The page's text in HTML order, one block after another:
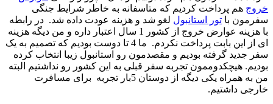
خروج هم پرداخت کردیم که متاسفانه به خاطر شرایط جنگی
سفرمون با تور استانبول لغو شد و هزینه عودت داده شد. در رابطه
با هزینه عوارض خروج از کشور 1 سال اعتبار داره و من دیگه هزینه
ای از این بابت پرداخت نکردم. ما 4 تا دوست بودیم که تصمیم به یک
سفر جدید گرفته بودیم و مقصدمون رو استانبول زیبا انتخاب کرده
بودیم. هیچکدوممون تجربه سفر قبلی به این کشور رو نداشتیم البته
من به همراه یکی دیگه از دوستان 5بار تجربه برای مسافرت
خارجی داشتیم.